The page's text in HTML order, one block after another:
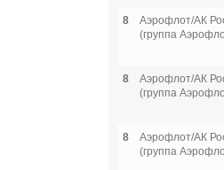
8
Аэрофлот/АК
(группа
8
Аэрофлот/АК
(группа
8
Аэрофлот/АК
(группа